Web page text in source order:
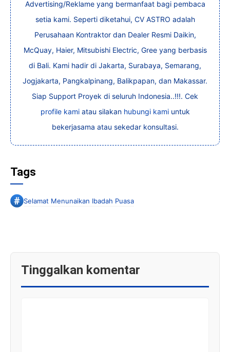
Advertising/Reklame yang bermanfaat bagi pembaca
setia kami. Seperti diketahui, CV ASTRO adalah
Perusahaan Kontraktor dan Dealer Resmi Daikin,
McQuay, Haier, Mitsubishi Electric, Gree yang berbasis
di Bali. Kami hadir di Jakarta, Surabaya, Semarang,
Jogjakarta, Pangkalpinang, Balikpapan, dan Makassar.
Siap Support Proyek di seluruh Indonesia..!!!. Cek
profile kamiatau silakan hubungi kamiuntuk
bekerjasama atau sekedar konsultasi.
Tags
Selamat Menunaikan Ibadah Puasa
Tinggalkan komentar